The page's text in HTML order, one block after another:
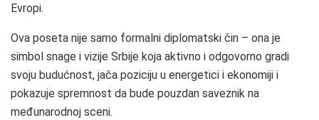
Evropi.
Ova poseta nije samo formalni diplomatski čin – ona je
simbol snage i vizije Srbije koja aktivno i odgovorno gradi
svoju budućnost, jača poziciju u energetici i ekonomiji i
pokazuje spremnost da bude pouzdan saveznik na
međunarodnoj sceni.